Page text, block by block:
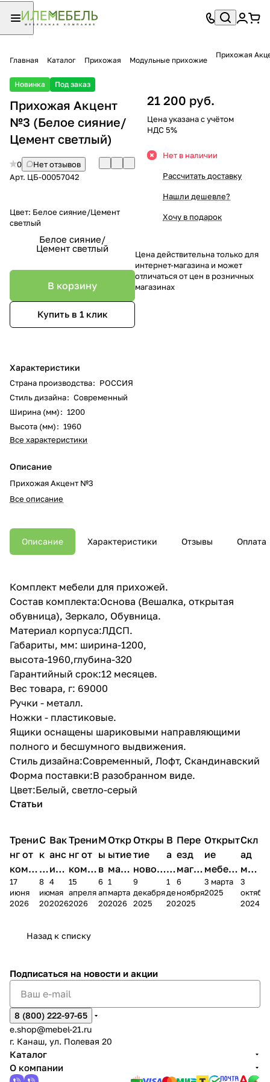
Главная Каталог Прихожая Модульные прихожие
Прихожая
Новинка Под заказ
Прихожая Акцент
№3 (Белое сияние/
Цемент светлый)
0
Нет отзывов
Арт. ЦБ-00057042
Цвет: Белое сияние/Цемент
светлый
Белое сияние/
Цемент светлый
В корзину
Купить в 1 клик
Характеристики
Страна производства: РОССИЯ
Стиль дизайна: Современный
Ширина (мм): 1200
Высота (мм): 1960
Все характеристики
Описание
Прихожая Акцент №3
Все описание
21 200 руб.
Цена указана с учётом
НДС 5%
Нет в наличии
Рассчитать доставку
Нашли дешевле?
Хочу в подарок
Цена действительна только для
интернет-магазина и может
отличаться от цен в розничных
магазинах
Описание Характеристики Отзывы Оплата
Комплект мебели для прихожей.
Состав комплекта:Основа (Вешалка, открытая
обувница), Зеркало, Обувница.
Материал корпуса:ЛДСП.
Габариты, мм: ширина-1200,
высота-1960,глубина-320
Гарантийный срок:12 месяцев.
Вес товара, г: 69000
Ручки - металл.
Ножки - пластиковые.
Ящики оснащены шариковыми направляющими
полного и бесшумного выдвижения.
Стиль дизайна:Современный, Лофт, Скандинавский
Форма поставки:В разобранном виде.
Цвет:Белый, светло-серый
Статьи
Трени
нг от
комп
ании
Мело
17
июня
2026
С
к
и
д
к
2
8
июня
2026
Вак
анс
ия в
Чеб
окс
4
мая
2026
Трени
нг от
комп
ании
Мело
15
апреля
2026
М
ы
в
М
А
6
апреля
2026
Откр
ытие
мага
зина
в
1
марта
2026
Откры
тие
новог
о
магаз
9
декабря
2025
В
а
к
а
н
1
декабря
2025
Пере
езд
магаз
ина в
г.
6
ноября
2025
Открыт
ие
мебель
ного
салона
3 марта
2025
Скл
ад
меб
ели
пер
3
2024
Назад к списку
Подписаться на новости и акции
8 (800) 222-97-65
e.shop@mebel-21.ru
г. Канаш, ул. Полевая 20
Каталог
О компании